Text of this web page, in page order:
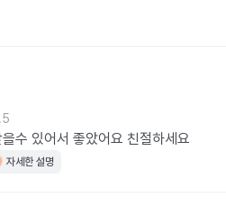
수 있어서 좋았어요 친절하세요
자세한 설명